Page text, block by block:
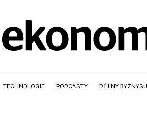
TECHNOLOGIE PODCASTY DĚJINY BYZNYSU